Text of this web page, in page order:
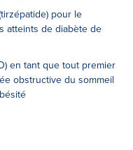
pour le
atteints de diabète de
en tant que tout premier
obstructive du sommeil